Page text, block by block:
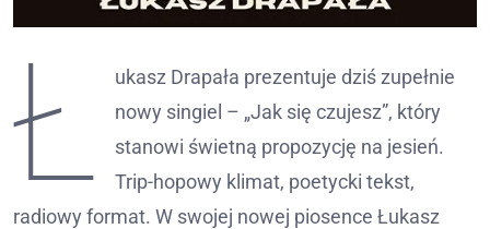
Ł
ukasz Drapała prezentuje dziś zupełnie
nowy singiel – „Jak się czujesz”, który
stanowi świetną propozycję na jesień.
Trip-hopowy klimat, poetycki tekst,
radiowy format. W swojej nowej piosence Łukasz